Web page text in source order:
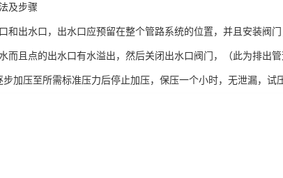
及步骤
和出水口，出水口应预留在整个管路系统的位置，并且安装阀
而且点的出水口有水溢出，然后关闭出水口阀门，（此为排出
步加压至所需标准压力后停止加压，保压一个小时，无泄漏，试